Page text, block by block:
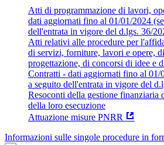
Atti di programmazione di lavori,
dati aggiornati fino al 01/01/2024
dell'entrata in vigore del d.lgs. 36/
Atti relativi alle procedure per
di servizi, forniture, lavori e opere,
progettazione, di concorsi di idee e
Contratti - dati aggiornati fino al 01/
a seguito dell'entrata in vigore del
Resoconti della gestione finanziaria
della loro esecuzione
Attuazione misure PNRR
Informazioni sulle singole procedure in